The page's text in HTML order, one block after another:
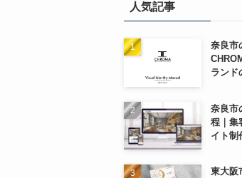
人気記事
奈良市
ランド
奈良市
程｜集
イト制
東大阪